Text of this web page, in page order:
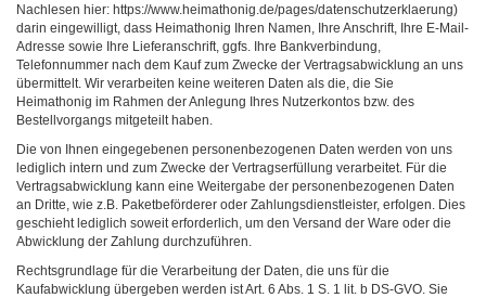
Nachlesen hier: https://www.heimathonig.de/pages/datenschutzerklaerung)
darin eingewilligt, dass Heimathonig Ihren Namen, Ihre Anschrift, Ihre E-Mail-
Adresse sowie Ihre Lieferanschrift, ggfs. Ihre Bankverbindung,
Telefonnummer nach dem Kauf zum Zwecke der Vertragsabwicklung an uns
übermittelt. Wir verarbeiten keine weiteren Daten als die, die Sie
Heimathonig im Rahmen der Anlegung Ihres Nutzerkontos bzw. des
Bestellvorgangs mitgeteilt haben.
Die von Ihnen eingegebenen personenbezogenen Daten werden von uns
lediglich intern und zum Zwecke der Vertragserfüllung verarbeitet. Für die
Vertragsabwicklung kann eine Weitergabe der personenbezogenen Daten
an Dritte, wie z.B. Paketbeförderer oder Zahlungsdienstleister, erfolgen. Dies
geschieht lediglich soweit erforderlich, um den Versand der Ware oder die
Abwicklung der Zahlung durchzuführen.
Rechtsgrundlage für die Verarbeitung der Daten, die uns für die
Kaufabwicklung übergeben werden ist Art. 6 Abs. 1 S. 1 lit. b DS-GVO. Sie